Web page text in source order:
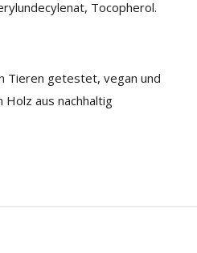
Tocopherol.
Tieren getestet, vegan und
aus nachhaltig